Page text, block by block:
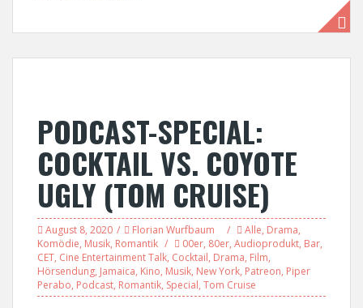
PODCAST-SPECIAL:
COCKTAIL VS. COYOTE
UGLY (TOM CRUISE)
August 8, 2020 Florian Wurfbaum Alle, Drama,
Komödie, Musik, Romantik 00er, 80er, Audioprodukt, Bar,
CET, Cine Entertainment Talk, Cocktail, Drama, Film,
Hörsendung, Jamaica, Kino, Musik, New York, Patreon, Piper
Perabo, Podcast, Romantik, Special, Tom Cruise